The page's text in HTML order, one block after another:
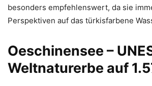
besonders empfehlenswert, da sie
Perspektiven auf das türkisfarbene
Oeschinensee –
Weltnaturerbe auf